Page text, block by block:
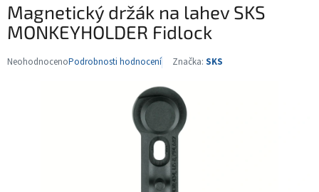
Magnetický držák na lahev SKS
MONKEYHOLDER Fidlock
Průměrné
NeohodnocenoPodrobnosti hodnocení Značka: SKS